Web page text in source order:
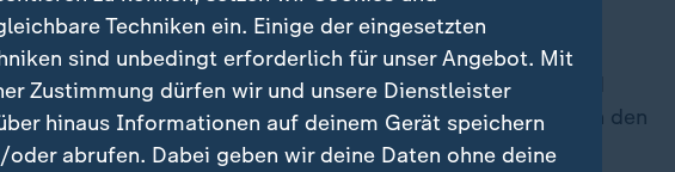
Druck gegen Taiwan
Taiwanals abtrünnige Provinz, die wieder mit dem Festland
soll - notfalls mit militärischer Gewalt. Peking verstärkte in den
seine militärischen Aktivitäten rund um die Insel.
Techniken ein. Einige der eingesetzten
sind unbedingt erforderlich für unser Angebot. Mit
Zustimmung dürfen wir und unsere Dienstleister
hinaus Informationen auf deinem Gerät speichern
oder abrufen. Dabei geben wir deine Daten ohne deine